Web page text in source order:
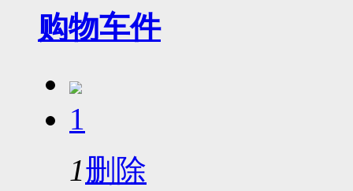
购物车件
1
1删除